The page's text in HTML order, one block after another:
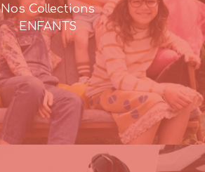
Nos Collections
ENFANTS